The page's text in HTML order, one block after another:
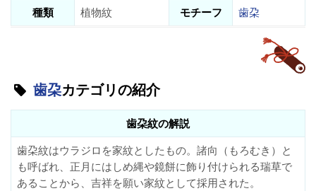
種類
植物紋 モチーフ 歯朶
歯朶カテゴリの紹介
歯朶紋の解説
歯朶紋はウラジロを家紋としたもの。諸向（もろむき）と
も呼ばれ、正月にはしめ縄や鏡餅に飾り付けられる瑞草で
あることから、吉祥を願い家紋として採用された。